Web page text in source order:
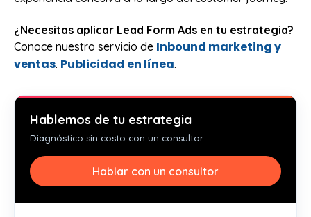
¿Necesitas aplicar Lead Form Ads en tu estrategia?
Conoce nuestro servicio de Inbound marketing y
ventas. Publicidad en línea.
Hablemos de tu estrategia
Diagnóstico sin costo con un consultor.
Hablar con un consultor